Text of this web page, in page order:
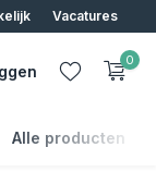
Vacatures
0
Alle producten